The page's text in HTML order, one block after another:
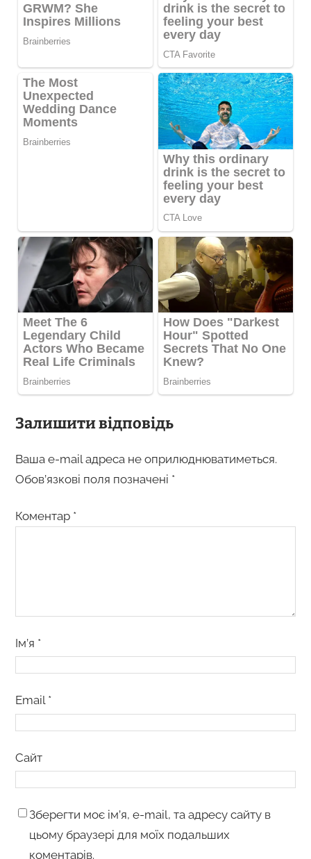
Залишити відповідь
Ваша e-mail адреса не оприлюднюватиметься.
Обов’язкові поля позначені *
Коментар *
Ім’я *
Email *
Сайт
Зберегти моє ім’я, e-mail, та адресу сайту в
цьому браузері для моїх подальших
коментарів.